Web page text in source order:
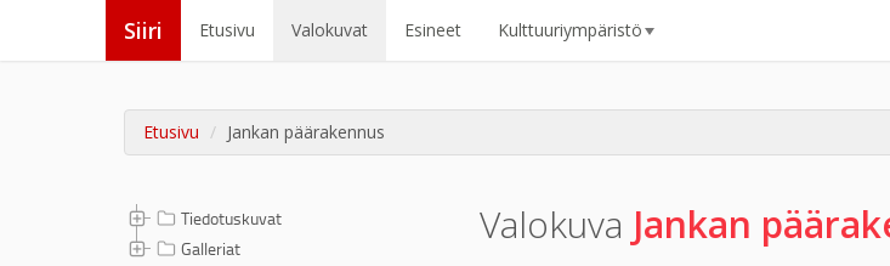
Siiri Etusivu Valokuvat Esineet Kulttuuriympäristö
Etusivu Jankan päärakennus
Tiedotuskuvat
Galleriat
Valokuva Jankan